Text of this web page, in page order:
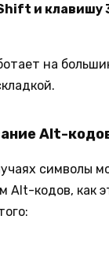
и клавишу
на
Alt-
символы
Alt-кодов, как